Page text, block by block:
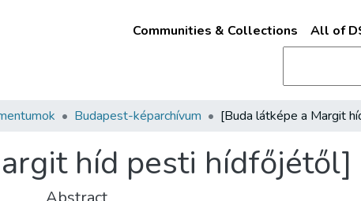
Communities & Collections All of
Budapest-képarchívum
híd pesti hídfőjétől]